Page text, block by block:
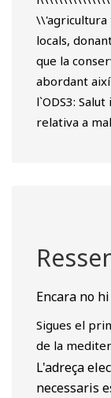
\\'agricultura
locals,
que la
abordant així
l`ODS3:
relativa a
Encara no
Sigues el
de la
L'adreça
necessaris